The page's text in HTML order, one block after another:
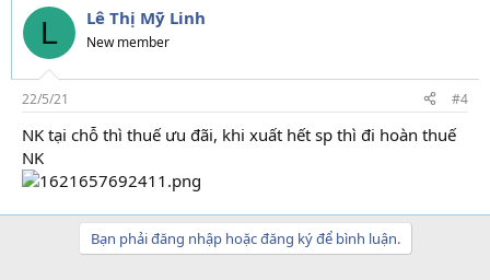
L Lê Thị Mỹ Linh
New member
22/5/21 #4
NK tại chỗ thì thuế ưu đãi, khi xuất hết sp thì đi hoàn thuế
NK
Bạn phải đăng nhập hoặc đăng ký để bình luận.